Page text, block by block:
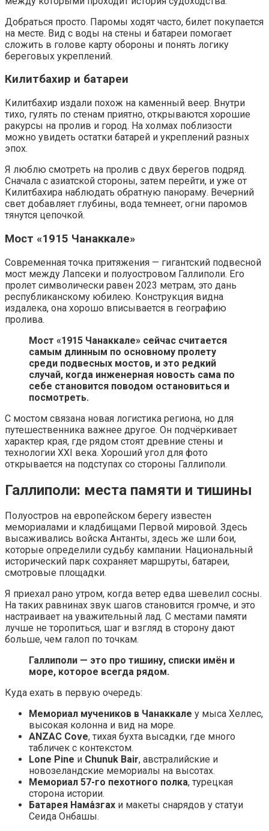
Добраться просто. Паромы ходят часто, билет покупается
на месте. Вид с воды на стены и батареи помогает
сложить в голове карту обороны и понять логику
береговых укреплений.
Килитбахир и батареи
Килитбахир издали похож на каменный веер. Внутри
тихо, гулять по стенам приятно, открываются хорошие
ракурсы на пролив и город. На холмах поблизости
можно увидеть остатки батарей и укреплений разных
эпох.
Я люблю смотреть на пролив с двух берегов подряд.
Сначала с азиатской стороны, затем перейти, и уже от
Килитбахира наблюдать обратную панораму. Вечерний
свет добавляет глубины, вода темнеет, огни паромов
тянутся цепочкой.
Мост «1915 Чанаккале»
Современная точка притяжения — гигантский подвесной
мост между Лапсеки и полуостровом Галлиполи. Его
пролет символически равен 2023 метрам, это дань
республиканскому юбилею. Конструкция видна
издалека, она хорошо вписывается в географию
пролива.
Мост «1915 Чанаккале» сейчас считается
самым длинным по основному пролету
среди подвесных мостов, и это редкий
случай, когда инженерная новость сама по
себе становится поводом остановиться и
посмотреть.
С мостом связана новая логистика региона, но для
путешественника важнее другое. Он подчёркивает
характер края, где рядом стоят древние стены и
технологии XXI века. Хороший угол для фото
открывается на подступах со стороны Галлиполи.
Галлиполи: места памяти и тишины
Полуостров на европейском берегу известен
мемориалами и кладбищами Первой мировой. Здесь
высаживались войска Антанты, здесь же шли бои,
которые определили судьбу кампании. Национальный
исторический парк сохраняет маршруты, батареи,
смотровые площадки.
Я приехал рано утром, когда ветер едва шевелил сосны.
На таких равнинах звук шагов становится громче, и это
настраивает на уважительный лад. С местами памяти
лучше не торопиться, шаг и взгляд в сторону дают
больше, чем галоп по точкам.
Галлиполи — это про тишину, списки имён и
море, которое всегда рядом.
Куда ехать в первую очередь:
Мемориал мучеников в Чанаккале у мыса Хеллес,
высокая колонна и вид на море.
ANZAC Cove, тихая бухта высадки, где много
табличек с контекстом.
Lone Pine и Chunuk Bair, австралийские и
новозеландские мемориалы на высотах.
Мемориал 57-го пехотного полка, турецкая
сторона истории.
Батарея Нама́згах и макеты снарядов у статуи
Сеида Онбашы.